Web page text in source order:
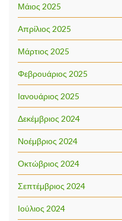
Μάιος 2025
Απρίλιος 2025
Μάρτιος 2025
Φεβρουάριος 2025
Ιανουάριος 2025
Δεκέμβριος 2024
Νοέμβριος 2024
Οκτώβριος 2024
Σεπτέμβριος 2024
Ιούλιος 2024